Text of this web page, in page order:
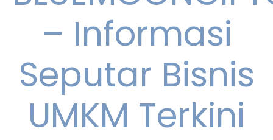
– Informasi
Seputar Bisnis
UMKM Terkini